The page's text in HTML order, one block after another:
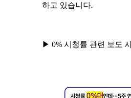
하고 있습니다.
▶ 0% 시청률 관련 보도